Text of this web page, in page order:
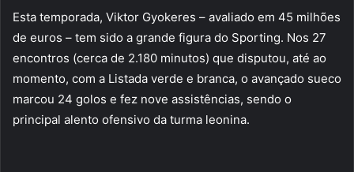
Esta temporada, Viktor Gyokeres – avaliado em 45 milhões
de euros – tem sido a grande figura do Sporting. Nos 27
encontros (cerca de 2.180 minutos) que disputou, até ao
momento, com a Listada verde e branca, o avançado sueco
marcou 24 golos e fez nove assistências, sendo o
principal alento ofensivo da turma leonina.